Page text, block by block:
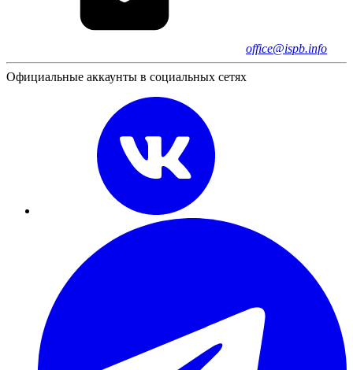
office@ispb.info
Официальные аккаунты в социальных сетях